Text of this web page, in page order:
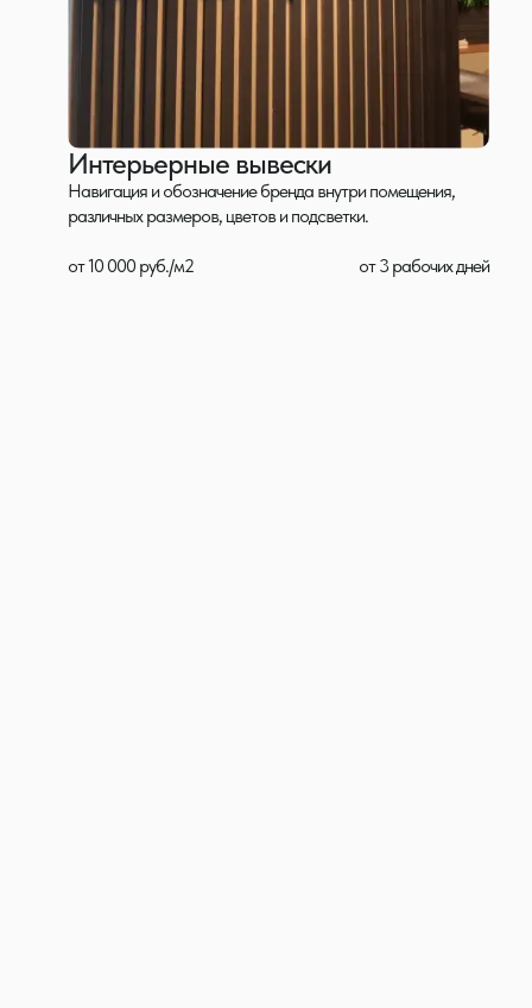
Интерьерные вывески
Навигация и обозначение бренда внутри помещения,
различных размеров, цветов и подсветки.
от 10 000 руб./м2 от 3 рабочих дней